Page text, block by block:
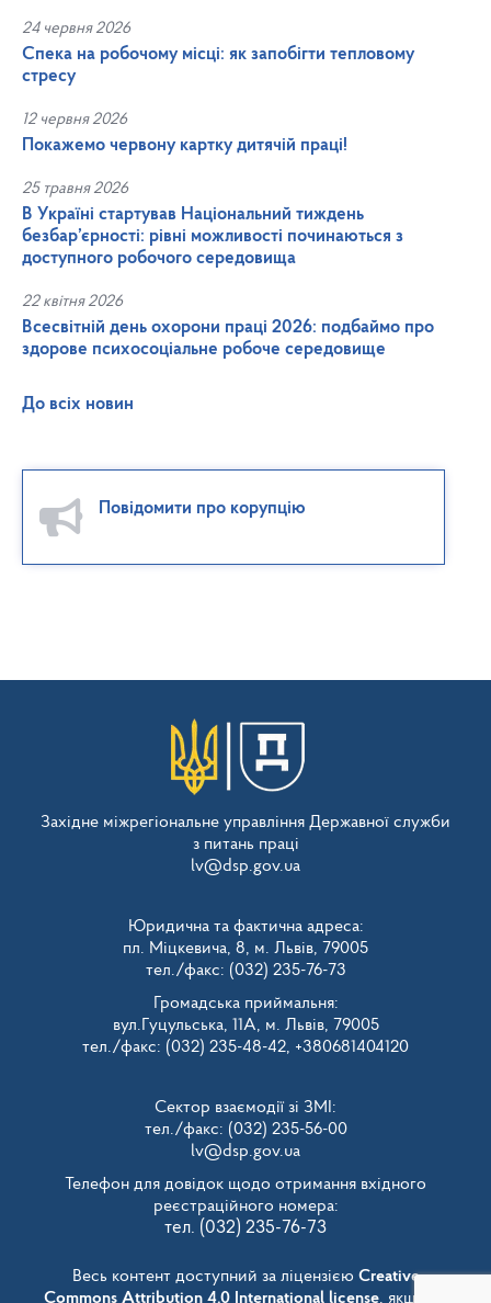
24 червня 2026
Спека на робочому місці: як запобігти тепловому
стресу
12 червня 2026
Покажемо червону картку дитячій праці!
25 травня 2026
В Україні стартував Національний тиждень
безбар’єрності: рівні можливості починаються з
доступного робочого середовища
22 квітня 2026
Всесвітній день охорони праці 2026: подбаймо про
здорове психосоціальне робоче середовище
До всіх новин
Повідомити про корупцію
Західне міжрегіональне управління Державної служби
з питань праці
lv@dsp.gov.ua
Юридична та фактична адреса:
пл. Міцкевича, 8, м. Львів, 79005
тел./факс: (032) 235-76-73
Громадська приймальня:
вул.Гуцульська, 11А, м. Львів, 79005
тел./факс: (032) 235-48-42, +380681404120
Сектор взаємодії зі ЗМІ:
тел./факс: (032) 235-56-00
lv@dsp.gov.ua
Телефон для довідок щодо отримання вхідного
реєстраційного номера:
тел. (032) 235-76-73
Весь контент доступний за ліцензією Creative
Commons Attribution 4.0 International license, якщо не